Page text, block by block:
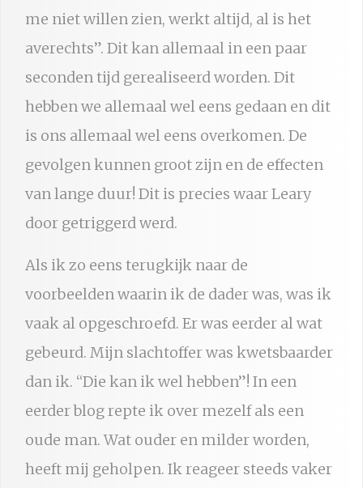
me niet willen zien, werkt altijd, al is het
averechts”. Dit kan allemaal in een paar
seconden tijd gerealiseerd worden. Dit
hebben we allemaal wel eens gedaan en dit
is ons allemaal wel eens overkomen. De
gevolgen kunnen groot zijn en de effecten
van lange duur! Dit is precies waar Leary
door getriggerd werd.
Als ik zo eens terugkijk naar de
voorbeelden waarin ik de dader was, was ik
vaak al opgeschroefd. Er was eerder al wat
gebeurd. Mijn slachtoffer was kwetsbaarder
dan ik. “Die kan ik wel hebben”! In een
eerder blog repte ik over mezelf als een
oude man. Wat ouder en milder worden,
heeft mij geholpen. Ik reageer steeds vaker